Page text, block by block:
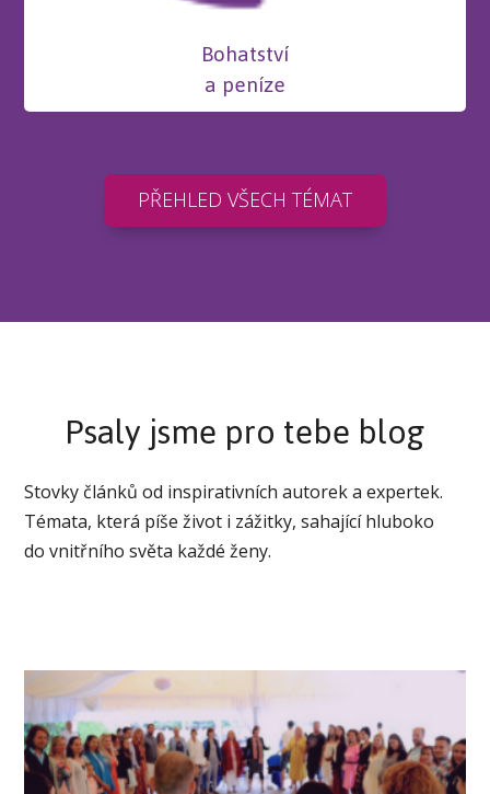
Bohatství
a peníze
PŘEHLED VŠECH TÉMAT
Psaly jsme pro tebe blog
Stovky článků od inspirativních autorek a expertek.
Témata, která píše život i zážitky, sahající hluboko
do vnitřního světa každé ženy.